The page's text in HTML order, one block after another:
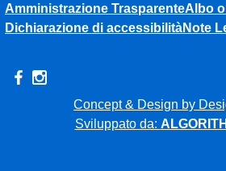
Amministrazione TrasparenteAlbo
Dichiarazione di accessibilitàNote
Concept & Design by
Sviluppato da: